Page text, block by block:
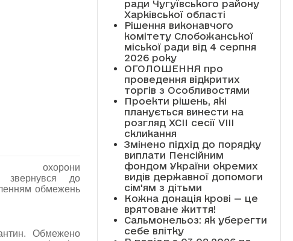
звернувся до
обмежень
Обмежено
ради Чугуївського району
Харківської області
Рішення виконавчого
комітету Слобожанської
міської ради від 4 серпня
2026 року
ОГОЛОШЕННЯ про
проведення відкритих
торгів з Особливостями
Проекти рішень, які
планується винести на
розгляд XCII сесії VІІІ
скликання
Змінено підхід до порядку
виплати Пенсійним
фондом України окремих
видів державної допомоги
сім'ям з дітьми
Кожна донація крові — це
врятоване життя!
Сальмонельоз: як уберегти
себе влітку